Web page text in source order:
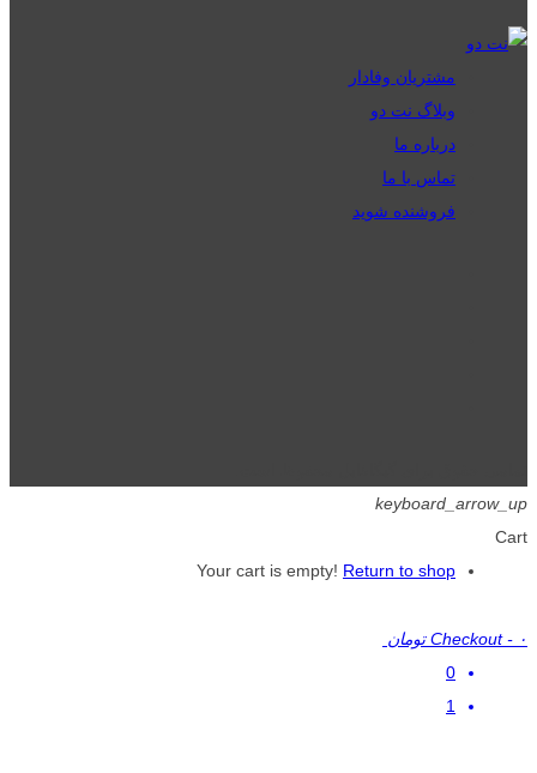
مشتریان وفادار
وبلاگ نت دو
درباره ما
تماس با ما
فروشنده شوید
keyboard_arrow_up
Cart
Your cart is empty! Return to shop
Checkout - ۰ تومان
0
1